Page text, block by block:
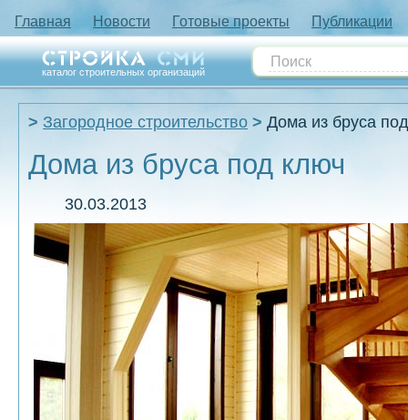
Главная Новости Готовые проекты Публикации
каталог строительных организаций
Загородное строительство Дома из бруса
Дома из бруса под ключ
30.03.2013